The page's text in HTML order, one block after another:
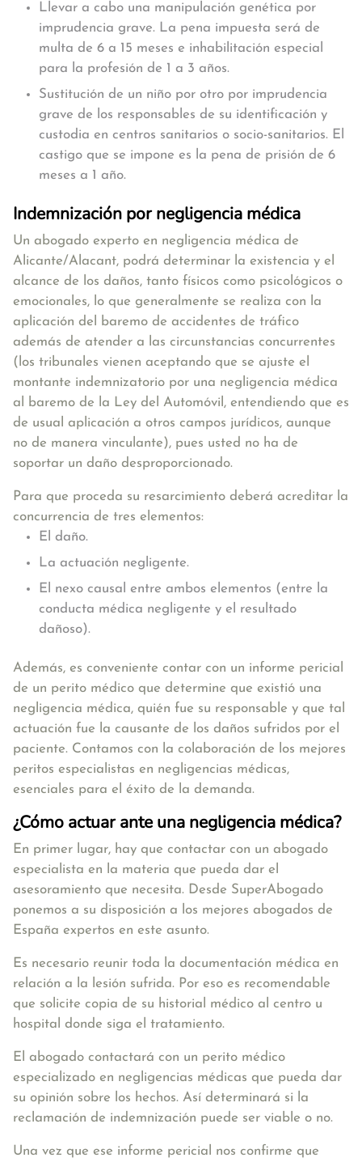
Llevar a cabo una manipulación genética por
imprudencia grave. La pena impuesta será de
multa de 6 a 15 meses e inhabilitación especial
para la profesión de 1 a 3 años.
Sustitución de un niño por otro por imprudencia
grave de los responsables de su identificación y
custodia en centros sanitarios o socio-sanitarios. El
castigo que se impone es la pena de prisión de 6
meses a 1 año.
Indemnización por negligencia médica
Un abogado experto en negligencia médica de
Alicante/Alacant, podrá determinar la existencia y el
alcance de los daños, tanto físicos como psicológicos o
emocionales, lo que generalmente se realiza con la
aplicación del baremo de accidentes de tráfico
además de atender a las circunstancias concurrentes
(los tribunales vienen aceptando que se ajuste el
montante indemnizatorio por una negligencia médica
al baremo de la Ley del Automóvil, entendiendo que es
de usual aplicación a otros campos jurídicos, aunque
no de manera vinculante), pues usted no ha de
soportar un daño desproporcionado.
Para que proceda su resarcimiento deberá acreditar la
concurrencia de tres elementos:
El daño.
La actuación negligente.
El nexo causal entre ambos elementos (entre la
conducta médica negligente y el resultado
dañoso).
Además, es conveniente contar con un informe pericial
de un perito médico que determine que existió una
negligencia médica, quién fue su responsable y que tal
actuación fue la causante de los daños sufridos por el
paciente. Contamos con la colaboración de los mejores
peritos especialistas en negligencias médicas,
esenciales para el éxito de la demanda.
¿Cómo actuar ante una negligencia médica?
En primer lugar, hay que contactar con un abogado
especialista en la materia que pueda dar el
asesoramiento que necesita. Desde SuperAbogado
ponemos a su disposición a los mejores abogados de
España expertos en este asunto.
Es necesario reunir toda la documentación médica en
relación a la lesión sufrida. Por eso es recomendable
que solicite copia de su historial médico al centro u
hospital donde siga el tratamiento.
El abogado contactará con un perito médico
especializado en negligencias médicas que pueda dar
su opinión sobre los hechos. Así determinará si la
reclamación de indemnización puede ser viable o no.
Una vez que ese informe pericial nos confirme que